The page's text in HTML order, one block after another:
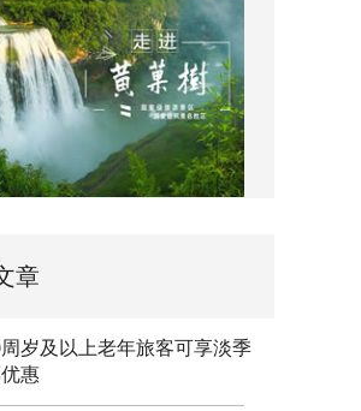
章
岁及以上老年旅客可享淡季
惠